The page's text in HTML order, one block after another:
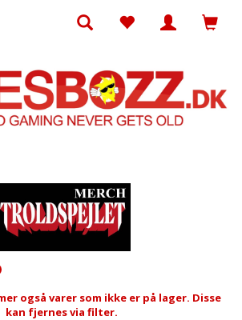
også varer som ikke er på lager. Disse
kan fjernes via filter.